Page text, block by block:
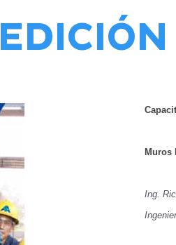
EDICIÓN
Muros
Ing.